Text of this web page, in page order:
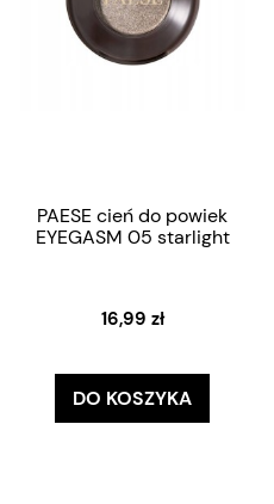
PAESE cień do powiek
EYEGASM 05 starlight
16,99 zł
DO KOSZYKA